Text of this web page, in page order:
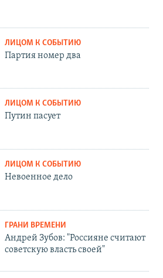
ЛИЦОМ К СОБЫТИЮ
Партия номер два
ЛИЦОМ К СОБЫТИЮ
Путин пасует
ЛИЦОМ К СОБЫТИЮ
Невоенное дело
ГРАНИ ВРЕМЕНИ
Андрей Зубов: "Россияне считают
советскую власть своей"